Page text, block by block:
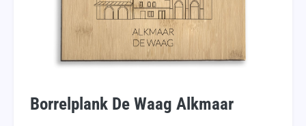
Borrelplank De Waag Alkmaar